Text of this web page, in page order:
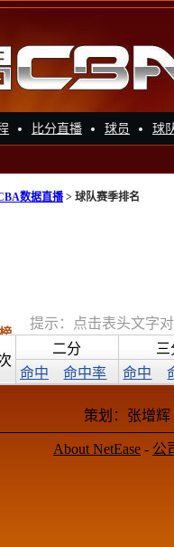
比分直播 球员 球
数据直播> 球队赛季排名
提示：点击表头文字
二分 三
命中
命中率 命中
策划：张增
About NetEase - 公